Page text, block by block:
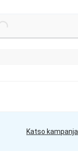
Katso kampanja